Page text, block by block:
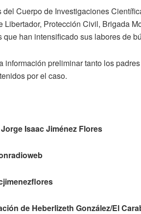
del Cuerpo de Investigaciones
Libertador, Protección Civil, Brigada
que han intensificado sus labores de
información preliminar tanto los
por el caso.
Isaac Jiménez Flores
de Heberlizeth González/El